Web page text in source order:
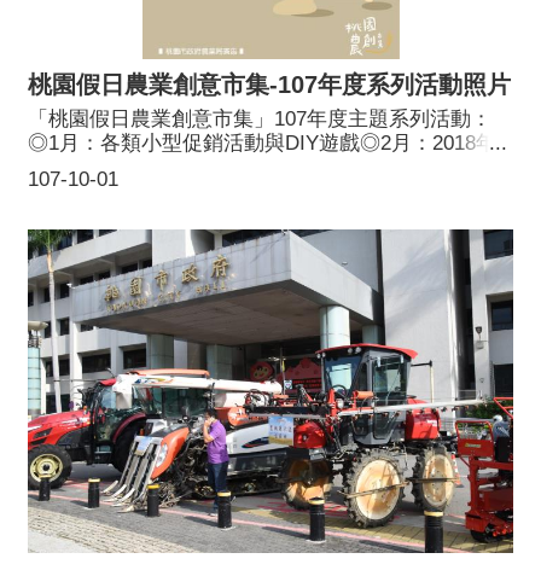
桃園假日農業創意市集-107年度系列活動照片
107-10-01
「桃園假日農業創意市集」107年度主題系列活動：
◎1月：各類小型促銷活動與DIY遊戲◎2月：2018年
桃園農創市集年貨大街◎4月辦理小型促銷活動◎5月
辦理小型促銷活動及表演活動◎6月辦理小型表演活動
銷活動與DIY遊戲◎9月辦理小型促銷活動與DIY遊戲